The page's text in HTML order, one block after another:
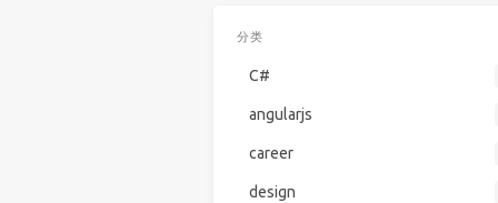
分类
C#
angularjs
career
design